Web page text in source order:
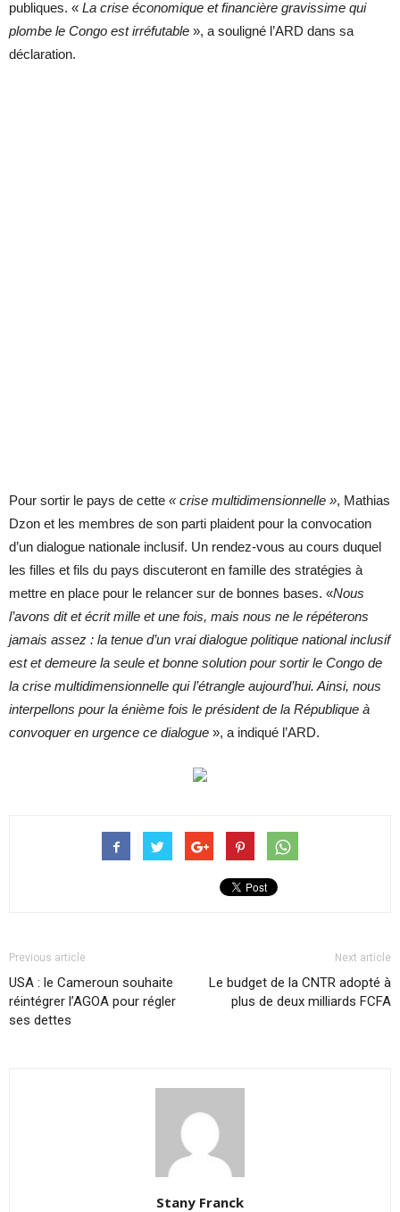
publiques. « La crise économique et financière gravissime qui
plombe le Congo est irréfutable », a souligné l’ARD dans sa
déclaration.
Pour sortir le pays de cette « crise multidimensionnelle », Mathias
Dzon et les membres de son parti plaident pour la convocation
d’un dialogue nationale inclusif. Un rendez-vous au cours duquel
les filles et fils du pays discuteront en famille des stratégies à
mettre en place pour le relancer sur de bonnes bases. «Nous
l’avons dit et écrit mille et une fois, mais nous ne le répéterons
jamais assez : la tenue d’un vrai dialogue politique national inclusif
est et demeure la seule et bonne solution pour sortir le Congo de
la crise multidimensionnelle qui l’étrangle aujourd’hui. Ainsi, nous
interpellons pour la énième fois le président de la République à
convoquer en urgence ce dialogue », a indiqué l’ARD.
Previous article
USA : le Cameroun souhaite
réintégrer l’AGOA pour régler
ses dettes
Next article
Le budget de la CNTR adopté à
plus de deux milliards FCFA
Stany Franck